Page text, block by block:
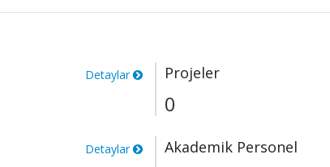
Detaylar Projeler
0
Detaylar Akademik Personel